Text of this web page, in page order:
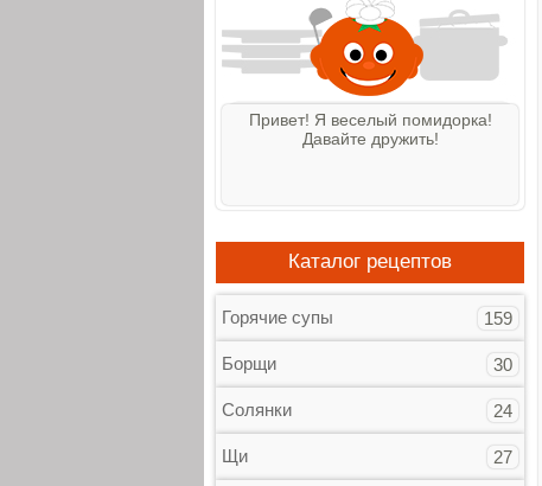
Привет! Я веселый помидорка!
Давайте дружить!
Каталог рецептов
Горячие супы 159
Борщи 30
Солянки 24
Щи 27